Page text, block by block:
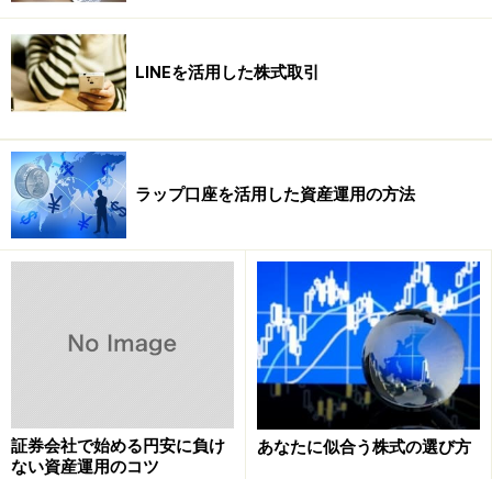
1日の約定代金合計額が50万円以下ならば、取引手数料
は0円。しかも新たに証券総合取引口座を開設し日本株
の現物取引および信用取引をした場合、最大3カ月間、
取引手数料を上限なく全額キャッシュバックというキャ
ンペーンを実施しています。ですから、まずは取引を始
めてみて、自分の取引状況を確認してからプランを選ぶ
ポイント2 取引ツールの使いやすさはネッ
LINEを活用した株式取引
ラップ口座を活用した資産運用の方法
証券会社で始める円安に負け
ない資産運用のコツ
あなたに似合う株式の選び方